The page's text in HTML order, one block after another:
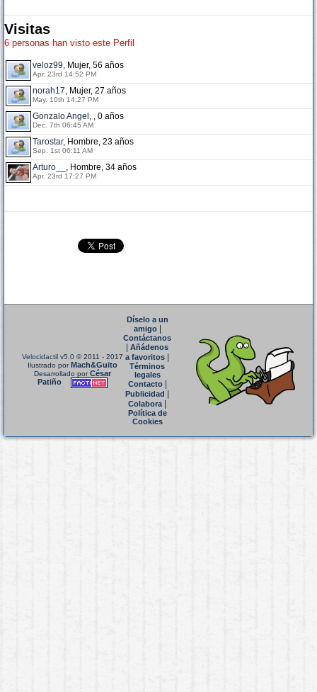
Visitas
6 personas han visto este Perfil
veloz99, Mujer, 56 años
Apr. 23rd 14:52 PM
norah17, Mujer, 27 años
May. 10th 14:27 PM
Gonzalo Angel , , 0 años
Dec. 7th 06:45 AM
Tarostar, Hombre, 23 años
Sep. 1st 06:11 AM
Arturo__ , Hombre, 34 años
Apr. 23rd 17:27 PM
Velocidactil v5.0 © 2011 - 2017
Ilustrado porMach&Guito
Desarrollado porCésar
Patiño
Díselo a un
amigo|
Contáctanos
Añádenos
a favoritos
Términos
legales
Contacto|
Publicidad
Colabora|
Política de
Cookies